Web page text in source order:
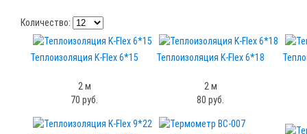
Количество:
Теплоизоляция K-Flex 6*15
2 м
70 руб.
Теплоизоляция K-Flex 6*18
2 м
80 руб.